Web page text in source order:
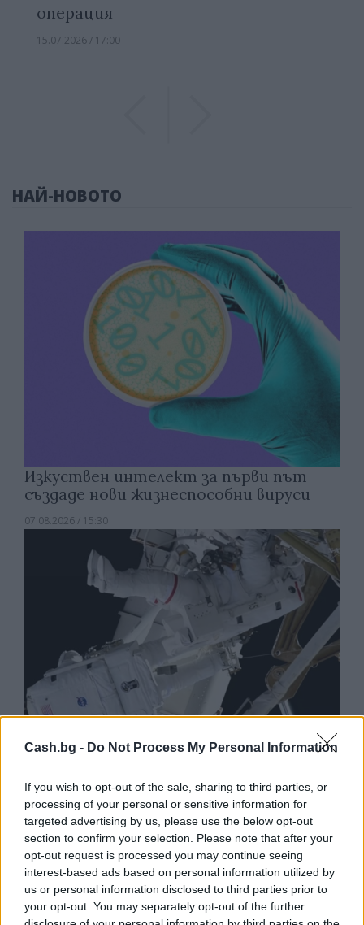
Cash.bg - Do Not Process My Personal Information
If you wish to opt-out of the sale, sharing to third parties, or
processing of your personal or sensitive information for
targeted advertising by us, please use the below opt-out
section to confirm your selection. Please note that after your
opt-out request is processed you may continue seeing
interest-based ads based on personal information utilized by
us or personal information disclosed to third parties prior to
your opt-out. You may separately opt-out of the further
операция
15.07.2026 / 17:00
НАЙ-НОВОТО
Изкуствен интелект за първи път
създаде нови жизнеспособни вируси
07.08.2026 / 15:30
открития космос
07.08.2026 / 15:00